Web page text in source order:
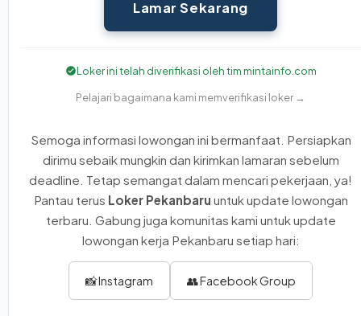
Lamar Sekarang
Loker ini telah diverifikasi oleh tim mintainfo.com
Pelajari bagaimana kami memverifikasi loker →
Semoga informasi lowongan ini bermanfaat. Persiapkan
dirimu sebaik mungkin dan kirimkan lamaran sebelum
deadline. Tetap semangat dalam mencari pekerjaan, ya!
Pantau terus Loker Pekanbaru untuk update lowongan
terbaru. Gabung juga komunitas kami untuk update
lowongan kerja Pekanbaru setiap hari:
📸 Instagram 👥 Facebook Group